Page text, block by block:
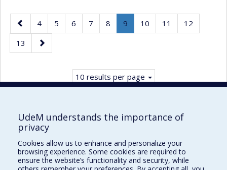
Previous
page
Page
4 Page
5 Page
6 Page
7 Page
8 Page
9
Current
Page
10 Page
11 Page
12
Page
13
Next
page
10 results per page
Faculté des sciences infirmières
Pavillon Marguerite-d'Youville
2375, chemin de la Côte-Sainte-Catherine
UdeM understands the importance of
privacy
Cookies allow us to enhance and personalize your
browsing experience. Some cookies are required to
ensure the website’s functionality and security, while